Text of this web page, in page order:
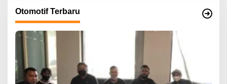
Otomotif Terbaru